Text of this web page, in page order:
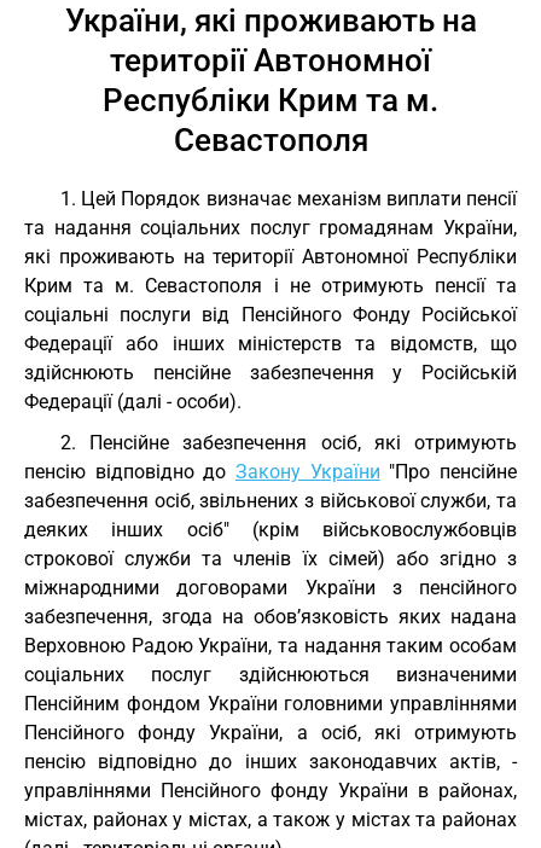
України, які проживають на
території Автономної
Республіки Крим та м.
Севастополя
1. Цей Порядок визначає механізм виплати пенсії
та надання соціальних послуг громадянам України,
які проживають на території Автономної Республіки
Крим та м. Севастополя і не отримують пенсії та
соціальні послуги від Пенсійного Фонду Російської
Федерації або інших міністерств та відомств, що
здійснюють пенсійне забезпечення у Російській
Федерації (далі - особи).
2. Пенсійне забезпечення осіб, які отримують
пенсію відповідно до Закону України "Про пенсійне
забезпечення осіб, звільнених з військової служби, та
деяких інших осіб" (крім військовослужбовців
строкової служби та членів їх сімей) або згідно з
міжнародними договорами України з пенсійного
забезпечення, згода на обов’язковість яких надана
Верховною Радою України, та надання таким особам
соціальних послуг здійснюються визначеними
Пенсійним фондом України головними управліннями
Пенсійного фонду України, а осіб, які отримують
пенсію відповідно до інших законодавчих актів, -
управліннями Пенсійного фонду України в районах,
містах, районах у містах, а також у містах та районах